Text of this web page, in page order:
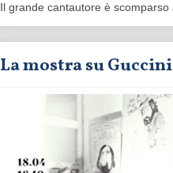
Il grande cantautore è scomparso
La mostra su Guccini